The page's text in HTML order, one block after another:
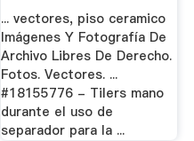
... vectores, piso ceramico
Imágenes Y Fotografía De
Archivo Libres De Derecho.
Fotos. Vectores. ...
#18155776 - Tilers mano
durante el uso de
separador para la ...